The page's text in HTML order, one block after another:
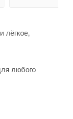
лёгкое,
любого